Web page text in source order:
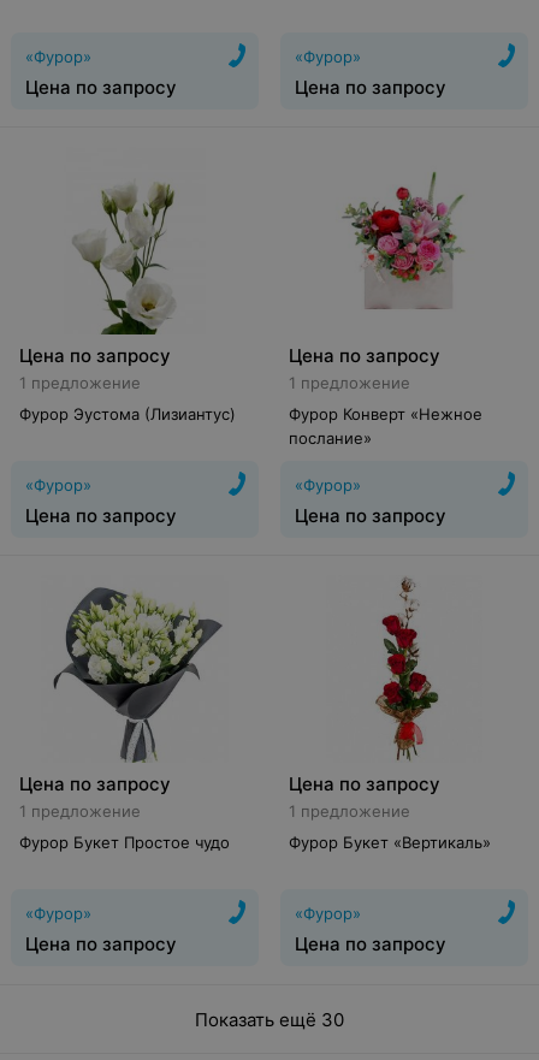
«Фурор»
Цена по запросу
«Фурор»
Цена по запросу
Цена по запросу
1 предложение
Фурор Эустома (Лизиантус)
«Фурор»
Цена по запросу
Цена по запросу
1 предложение
Фурор Конверт «Нежное
послание»
«Фурор»
Цена по запросу
Цена по запросу
1 предложение
Фурор Букет Простое чудо
«Фурор»
Цена по запросу
Цена по запросу
1 предложение
Фурор Букет «Вертикаль»
«Фурор»
Цена по запросу
Показать ещё 30